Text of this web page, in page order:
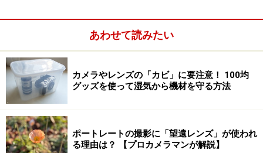
こだわりオート F5.6 1/40秒 ISO125 焦点距離
15.1mm(28mm相当) 「廃校の通用門」 20年以上前に廃校
となった小学校の門。塗料が剥げ、サビの浮いた鉄門の寂寥
感を表現してみた
あわせて読みたい
カメラやレンズの「カビ」に要注意！ 100均
グッズを使って湿気から機材を守る方法
ポートレートの撮影に「望遠レンズ」が使われ
る理由は？ 【プロカメラマンが解説】